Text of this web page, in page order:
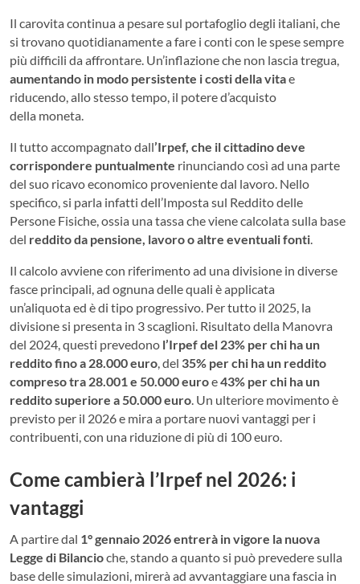
Il carovita continua a pesare sul portafoglio degli italiani, che
si trovano quotidianamente a fare i conti con le spese sempre
più difficili da affrontare. Un’inflazione che non lascia tregua,
aumentando in modo persistente i costi della vitae
riducendo, allo stesso tempo, il potere d’acquisto
della moneta.
Il tutto accompagnato dall’Irpef, che il cittadino deve
corrispondere puntualmente rinunciando così ad una parte
del suo ricavo economico proveniente dal lavoro. Nello
specifico, si parla infatti dell’Imposta sul Reddito delle
Persone Fisiche, ossia una tassa che viene calcolata sulla base
del reddito da pensione, lavoro o altre eventuali fonti.
Il calcolo avviene con riferimento ad una divisione in diverse
fasce principali, ad ognuna delle quali è applicata
un’aliquota ed è di tipo progressivo. Per tutto il 2025, la
divisione si presenta in 3 scaglioni. Risultato della Manovra
del 2024, questi prevedono l’Irpef del 23% per chi ha un
reddito fino a 28.000 euro, del 35% per chi ha un reddito
compreso tra 28.001 e 50.000 euroe43% per chi ha un
reddito superiore a 50.000 euro. Un ulteriore movimento è
previsto per il 2026 e mira a portare nuovi vantaggi per i
contribuenti, con una riduzione di più di 100 euro.
Come cambierà l’Irpef nel 2026: i
vantaggi
A partire dal 1° gennaio 2026 entrerà in vigore la nuova
Legge di Bilancioche, stando a quanto si può prevedere sulla
base delle simulazioni, mirerà ad avvantaggiare una fascia in